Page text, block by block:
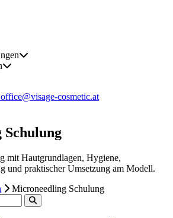
office@visage-cosmetic.at
mit Hautgrundlagen, Hygiene,
und praktischer Umsetzung am Modell.
Microneedling Schulung